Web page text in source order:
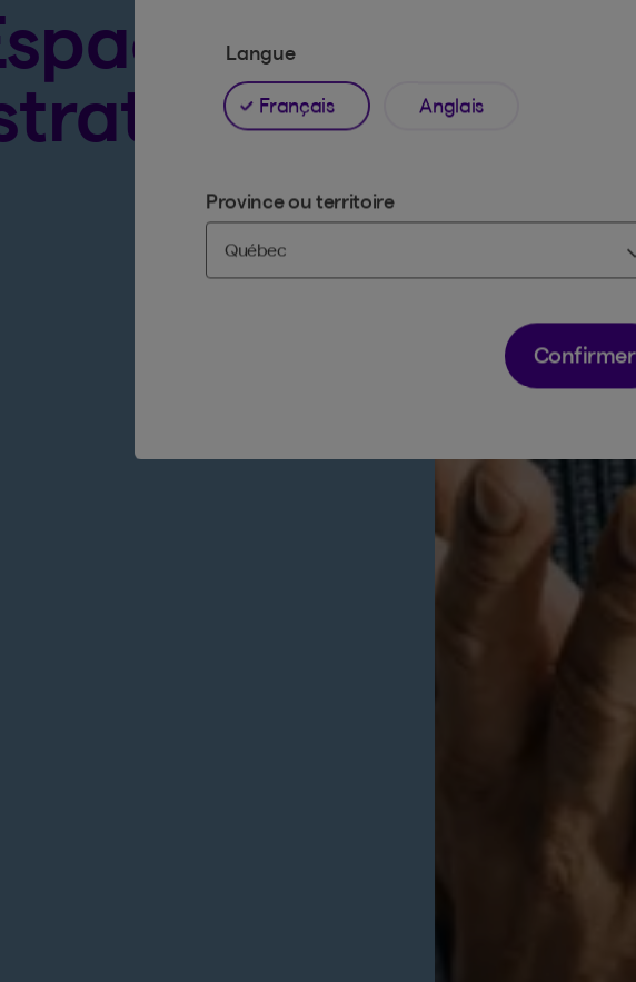
Langue
Français Anglais
Province ou territoire
Confirmer